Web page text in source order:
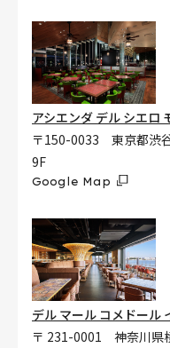
アシエンダ デル シエロ
〒150-0033 東京都渋
9F
Google Map
デル マール コメドール
〒 231-0001 神奈川県